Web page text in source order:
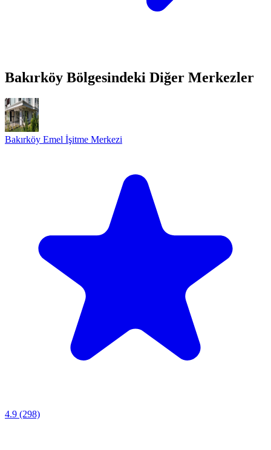
Bakırköy Bölgesindeki Diğer Merkezler
Bakırköy Emel İşitme Merkezi
4.9 (298)